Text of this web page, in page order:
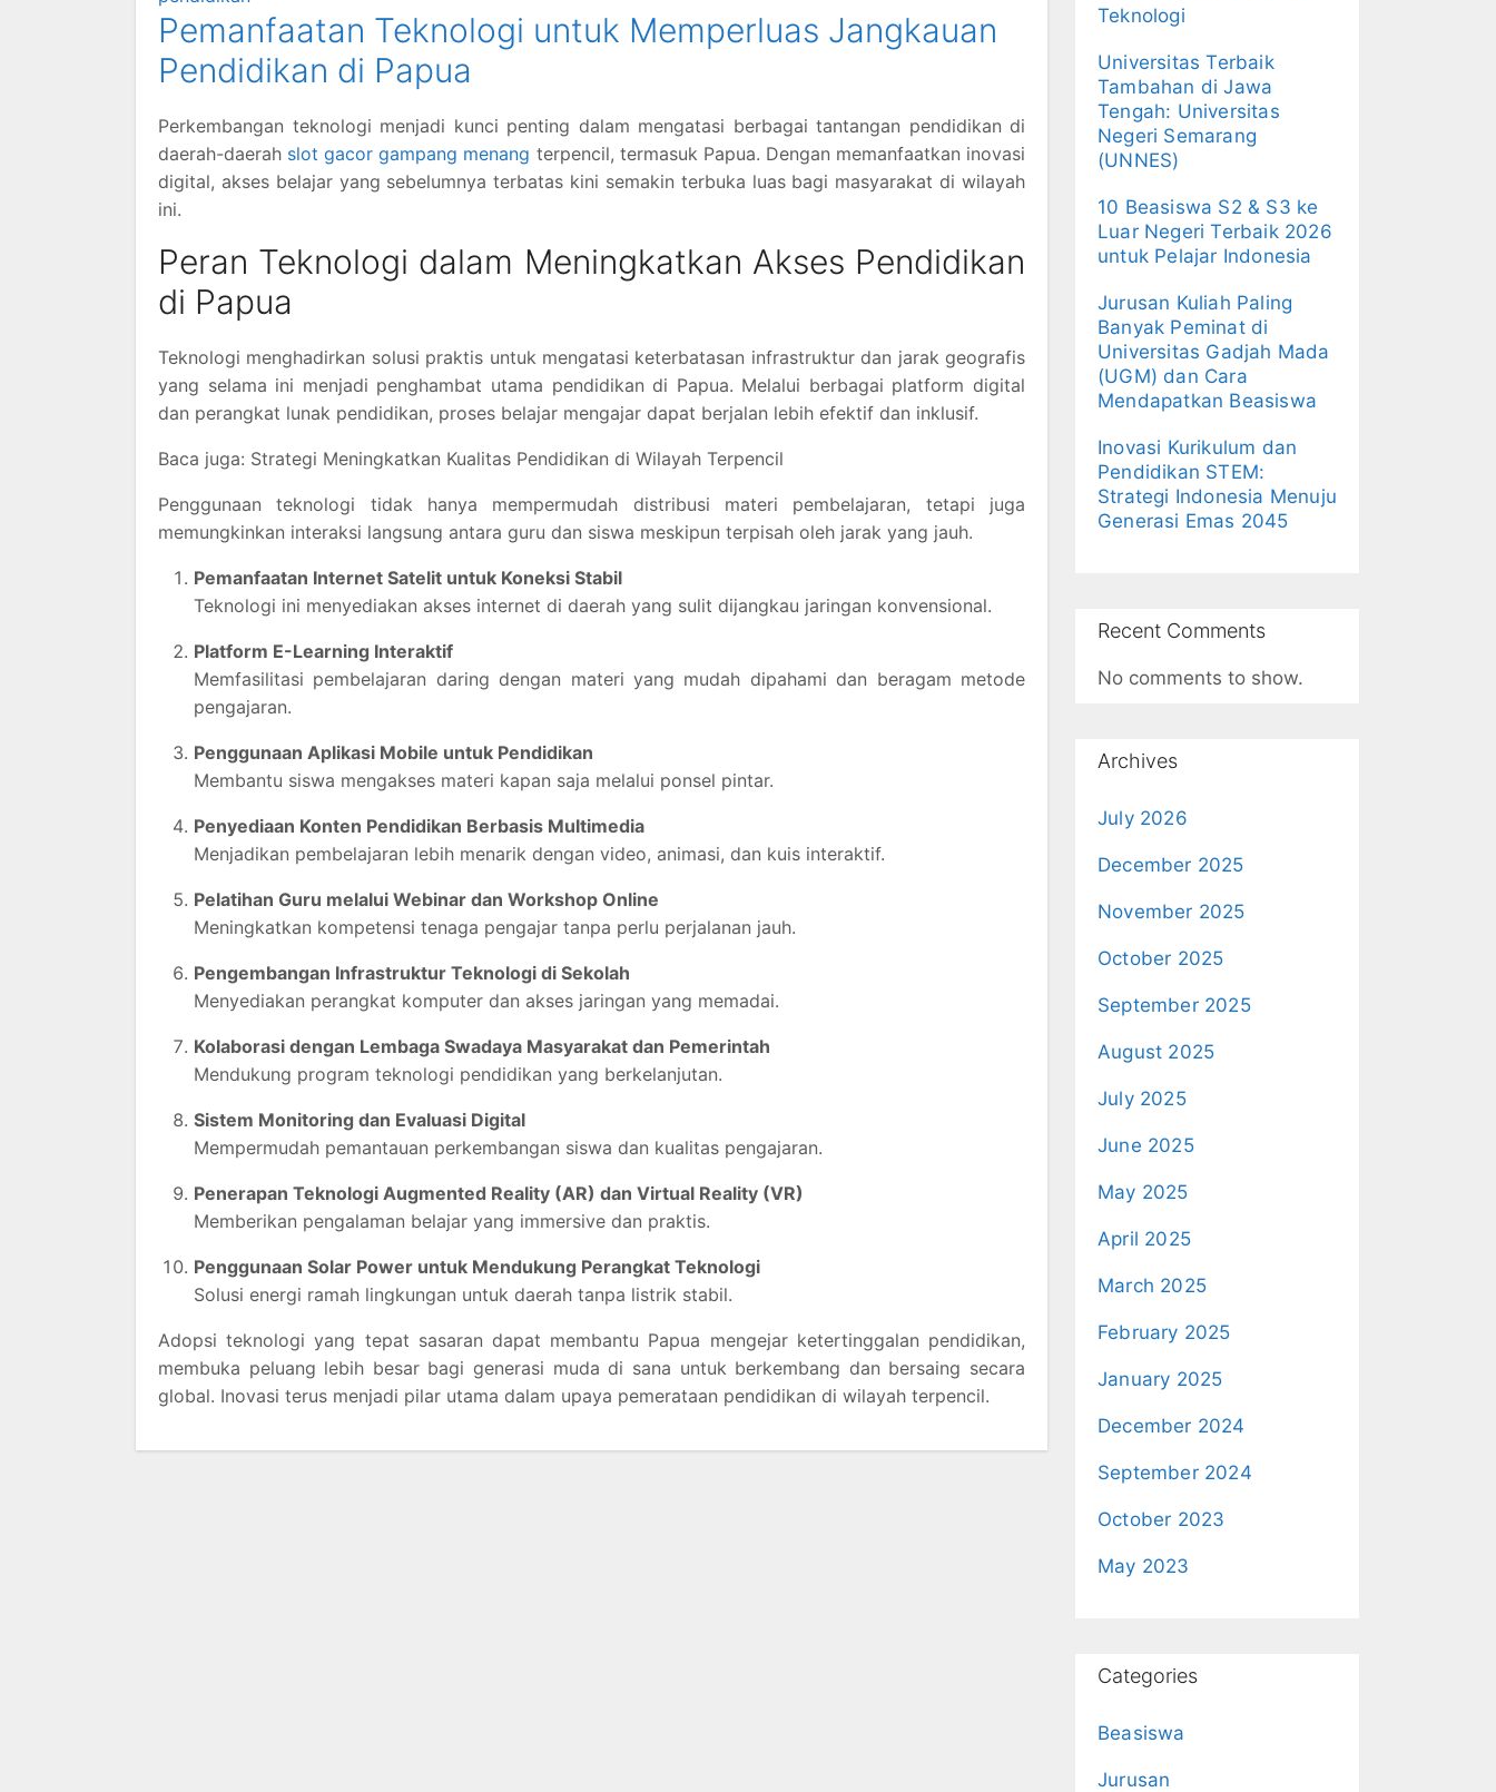
Pemanfaatan Teknologi untuk Memperluas Jangkauan
Pendidikan di Papua
Perkembangan teknologi menjadi kunci penting dalam mengatasi berbagai tantangan pendidikan di
daerah-daerah slot gacor gampang menang terpencil, termasuk Papua. Dengan memanfaatkan inovasi
digital, akses belajar yang sebelumnya terbatas kini semakin terbuka luas bagi masyarakat di wilayah
ini.
Peran Teknologi dalam Meningkatkan Akses Pendidikan
di Papua
Teknologi menghadirkan solusi praktis untuk mengatasi keterbatasan infrastruktur dan jarak geografis
yang selama ini menjadi penghambat utama pendidikan di Papua. Melalui berbagai platform digital
dan perangkat lunak pendidikan, proses belajar mengajar dapat berjalan lebih efektif dan inklusif.
Baca juga: Strategi Meningkatkan Kualitas Pendidikan di Wilayah Terpencil
Penggunaan teknologi tidak hanya mempermudah distribusi materi pembelajaran, tetapi juga
memungkinkan interaksi langsung antara guru dan siswa meskipun terpisah oleh jarak yang jauh.
Pemanfaatan Internet Satelit untuk Koneksi Stabil
Teknologi ini menyediakan akses internet di daerah yang sulit dijangkau jaringan konvensional.
Platform E-Learning Interaktif
Memfasilitasi pembelajaran daring dengan materi yang mudah dipahami dan beragam metode
pengajaran.
Penggunaan Aplikasi Mobile untuk Pendidikan
Membantu siswa mengakses materi kapan saja melalui ponsel pintar.
Penyediaan Konten Pendidikan Berbasis Multimedia
Menjadikan pembelajaran lebih menarik dengan video, animasi, dan kuis interaktif.
Pelatihan Guru melalui Webinar dan Workshop Online
Meningkatkan kompetensi tenaga pengajar tanpa perlu perjalanan jauh.
Pengembangan Infrastruktur Teknologi di Sekolah
Menyediakan perangkat komputer dan akses jaringan yang memadai.
Kolaborasi dengan Lembaga Swadaya Masyarakat dan Pemerintah
Mendukung program teknologi pendidikan yang berkelanjutan.
Sistem Monitoring dan Evaluasi Digital
Mempermudah pemantauan perkembangan siswa dan kualitas pengajaran.
Penerapan Teknologi Augmented Reality (AR) dan Virtual Reality (VR)
Memberikan pengalaman belajar yang immersive dan praktis.
Penggunaan Solar Power untuk Mendukung Perangkat Teknologi
Solusi energi ramah lingkungan untuk daerah tanpa listrik stabil.
Adopsi teknologi yang tepat sasaran dapat membantu Papua mengejar ketertinggalan pendidikan,
membuka peluang lebih besar bagi generasi muda di sana untuk berkembang dan bersaing secara
global. Inovasi terus menjadi pilar utama dalam upaya pemerataan pendidikan di wilayah terpencil.
Teknologi
Universitas Terbaik
Tambahan di Jawa
Tengah: Universitas
Negeri Semarang
(UNNES)
10 Beasiswa S2 & S3 ke
Luar Negeri Terbaik 2026
untuk Pelajar Indonesia
Jurusan Kuliah Paling
Banyak Peminat di
Universitas Gadjah Mada
(UGM) dan Cara
Mendapatkan Beasiswa
Inovasi Kurikulum dan
Pendidikan STEM:
Strategi Indonesia Menuju
Generasi Emas 2045
Recent Comments
No comments to show.
Archives
July 2026
December 2025
November 2025
October 2025
September 2025
August 2025
July 2025
June 2025
May 2025
April 2025
March 2025
February 2025
January 2025
December 2024
September 2024
October 2023
May 2023
Categories
Beasiswa
Jurusan